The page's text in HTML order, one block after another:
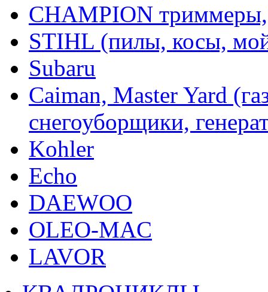
CHAMPION
STIHL (пилы, косы,
Subaru
Caiman, Master Yard
снегоуборщики,
Kohler
Echo
DAEWOO
OLEO-MAC
LAVOR